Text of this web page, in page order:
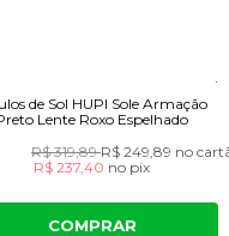
de Sol HUPI Sole Armação
Lente Roxo Espelhado
R$ 319,89R$ 249,89 no
R$ 237,40 no pix
COMPRAR